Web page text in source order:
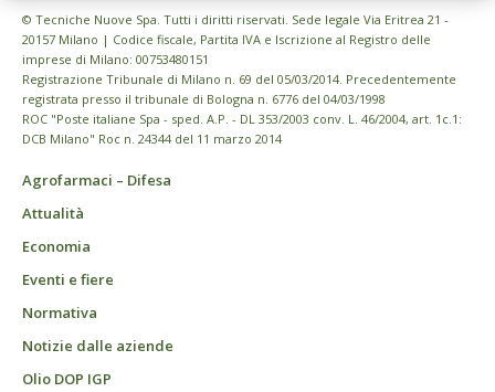
© Tecniche Nuove Spa. Tutti i diritti riservati. Sede legale Via Eritrea 21 -
20157 Milano | Codice fiscale, Partita IVA e Iscrizione al Registro delle
imprese di Milano: 00753480151
Registrazione Tribunale di Milano n. 69 del 05/03/2014. Precedentemente
registrata presso il tribunale di Bologna n. 6776 del 04/03/1998
ROC "Poste italiane Spa - sped. A.P. - DL 353/2003 conv. L. 46/2004, art. 1c.1:
DCB Milano" Roc n. 24344 del 11 marzo 2014
Agrofarmaci – Difesa
Attualità
Economia
Eventi e fiere
Normativa
Notizie dalle aziende
Olio DOP IGP